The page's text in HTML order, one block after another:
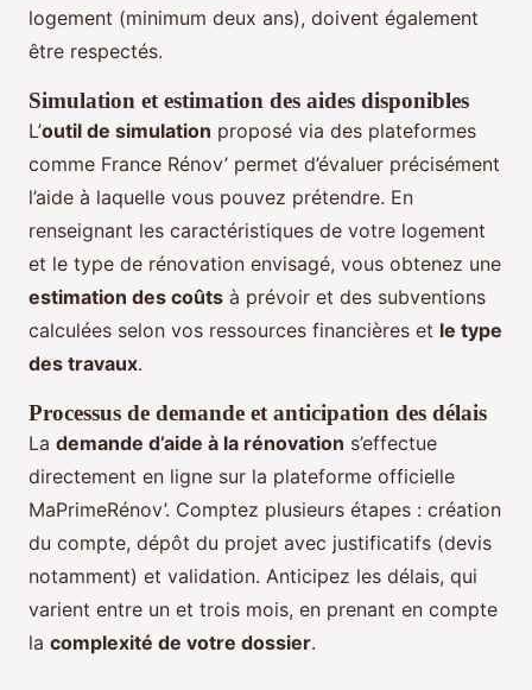
logement (minimum deux ans), doivent également
être respectés.
Simulation et estimation des aides disponibles
L’outil de simulation proposé via des plateformes
comme France Rénov’ permet d’évaluer précisément
l’aide à laquelle vous pouvez prétendre. En
renseignant les caractéristiques de votre logement
et le type de rénovation envisagé, vous obtenez une
estimation des coûts à prévoir et des subventions
calculées selon vos ressources financières et le type
des travaux.
Processus de demande et anticipation des délais
La demande d’aide à la rénovation s’effectue
directement en ligne sur la plateforme officielle
MaPrimeRénov’. Comptez plusieurs étapes : création
du compte, dépôt du projet avec justificatifs (devis
notamment) et validation. Anticipez les délais, qui
varient entre un et trois mois, en prenant en compte
la complexité de votre dossier.